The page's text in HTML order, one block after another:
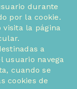
durante
por la cookie.
visita la página
a
usuario navega
cuando se
cookies de